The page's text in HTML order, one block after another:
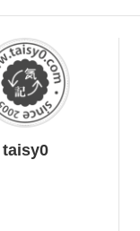
taisy0